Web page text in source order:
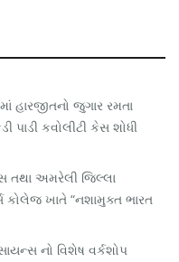
હારજીતનો જુગાર રમતા
પાડી કવોલીટી કેસ શોધી
તથા અમરેલી જિલ્લા
કોલેજ ખાતે “નશામુક્ત ભારત
નો વિશેષ વર્કશોપ